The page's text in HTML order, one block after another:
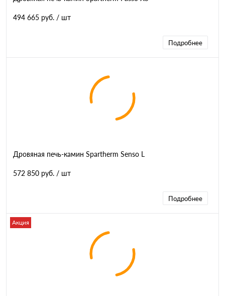
494 665 руб. / шт
Подробнее
Дровяная печь-камин Spartherm Senso L
572 850 руб. / шт
Подробнее
Акция